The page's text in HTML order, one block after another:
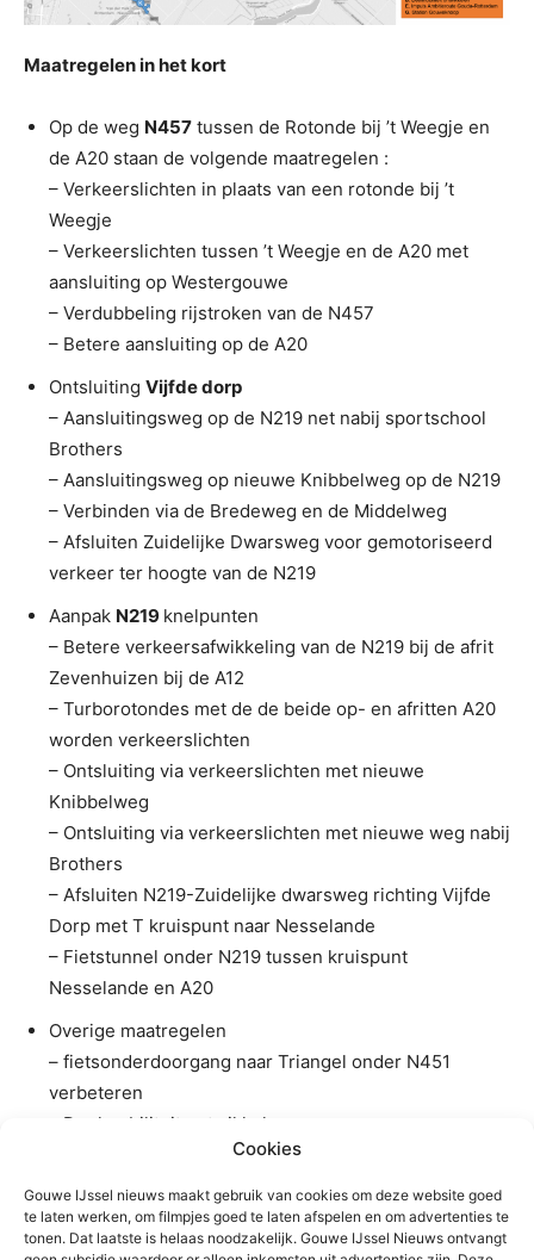
Cookies
Gouwe IJssel nieuws maakt gebruik van cookies om deze website goed
te laten werken, om filmpjes goed te laten afspelen en om advertenties te
tonen. Dat laatste is helaas noodzakelijk. Gouwe IJssel Nieuws ontvangt
Maatregelen in het kort
Op de weg N457 tussen de Rotonde bij ’t Weegje en
de A20 staan de volgende maatregelen :
– Verkeerslichten in plaats van een rotonde bij ’t
Weegje
– Verkeerslichten tussen ’t Weegje en de A20 met
aansluiting op Westergouwe
– Verdubbeling rijstroken van de N457
– Betere aansluiting op de A20
Ontsluiting Vijfde dorp
– Aansluitingsweg op de N219 net nabij sportschool
Brothers
– Aansluitingsweg op nieuwe Knibbelweg op de N219
– Verbinden via de Bredeweg en de Middelweg
– Afsluiten Zuidelijke Dwarsweg voor gemotoriseerd
verkeer ter hoogte van de N219
Aanpak N219 knelpunten
– Betere verkeersafwikkeling van de N219 bij de afrit
Zevenhuizen bij de A12
– Turborotondes met de de beide op- en afritten A20
worden verkeerslichten
– Ontsluiting via verkeerslichten met nieuwe
Knibbelweg
– Ontsluiting via verkeerslichten met nieuwe weg nabij
Brothers
– Afsluiten N219-Zuidelijke dwarsweg richting Vijfde
Dorp met T kruispunt naar Nesselande
– Fietstunnel onder N219 tussen kruispunt
Nesselande en A20
Overige maatregelen
– fietsonderdoorgang naar Triangel onder N451
verbeteren
– Deelmobiliteit ontwikkelen
– Ambitie fietsroude Gouda-Rotterdam impuls geven
– Blijven inzetten voor station Gouweknoop.
Belangen